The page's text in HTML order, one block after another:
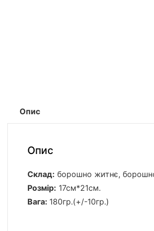
Опис
Опис
Склад: борошно житнє,
Розмір: 17см*21см.
Вага: 180гр.(+/-10гр.)